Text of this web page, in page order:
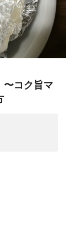
〜コク旨マ